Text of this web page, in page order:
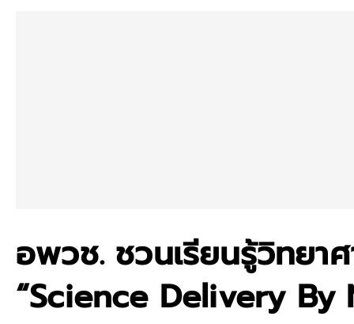
อพวช. ชวนเรียนรู้วิทยา
“Science Delivery By